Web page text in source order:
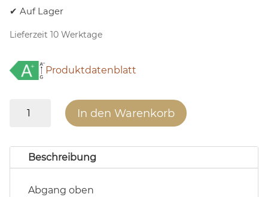
✔ Auf Lager
Lieferzeit 10 Werktage
Produktdatenblatt
GREEN
In den Warenkorb
Beschreibung
Abgang oben